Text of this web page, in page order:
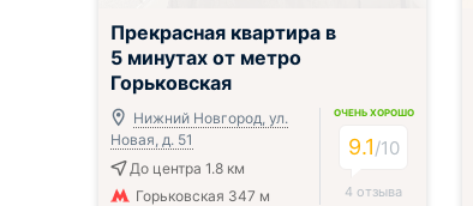
Прекрасная квартира в
5 минутах от метро
Горьковская
Нижний Новгород, ул.
Новая, д. 51
До центра 1.8 км
Горьковская 347 м
ОЧЕНЬ ХОРОШО
9.1/10
4 отзыва